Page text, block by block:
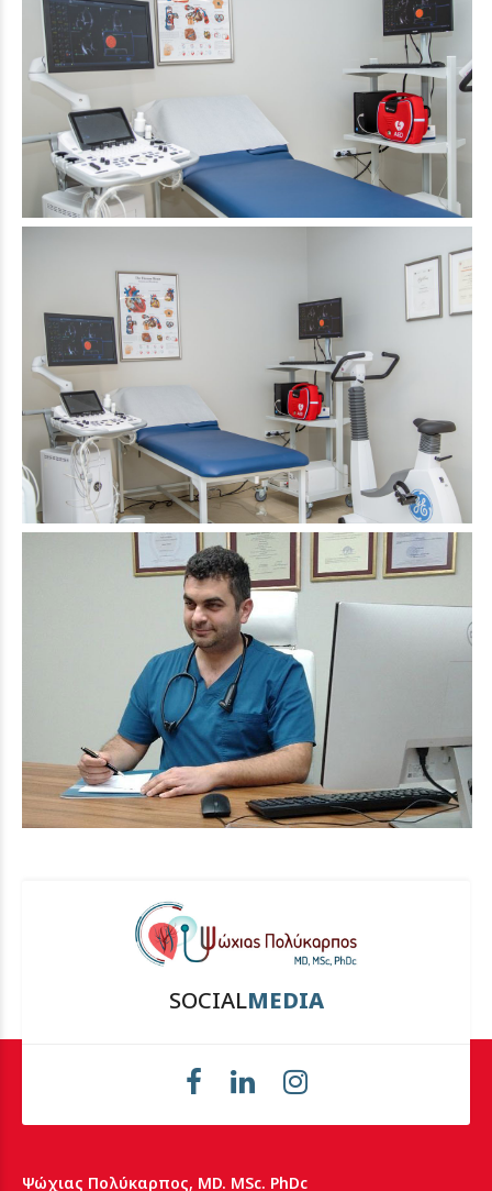
SOCIALMEDIA
Ψώχιας Πολύκαρπος, MD. MSc. PhDc